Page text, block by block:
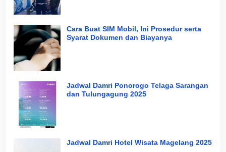
Cara Buat SIM Mobil, Ini Prosedur serta
Syarat Dokumen dan Biayanya
Jadwal Damri Ponorogo Telaga Sarangan
dan Tulungagung 2025
Jadwal Damri Hotel Wisata Magelang 2025